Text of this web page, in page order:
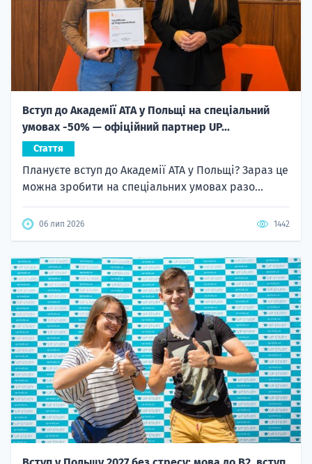
Вступ до Академії ATA у Польщі на спеціальний
умовах -50% — офіційний партнер UP...
Стаття
Плануєте вступ до Академії ATA у Польщі? Зараз це
можна зробити на спеціальних умовах разо...
06 лип 2026 1442